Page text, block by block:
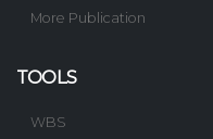
More Publication
TOOLS
WBS